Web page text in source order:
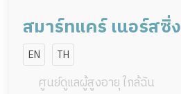
สมาร์ทแคร์ เนอร์สซิ่ง
โฮม
EN TH
ศูนย์ดูแลผู้สูงอายุ ใกล้ฉัน